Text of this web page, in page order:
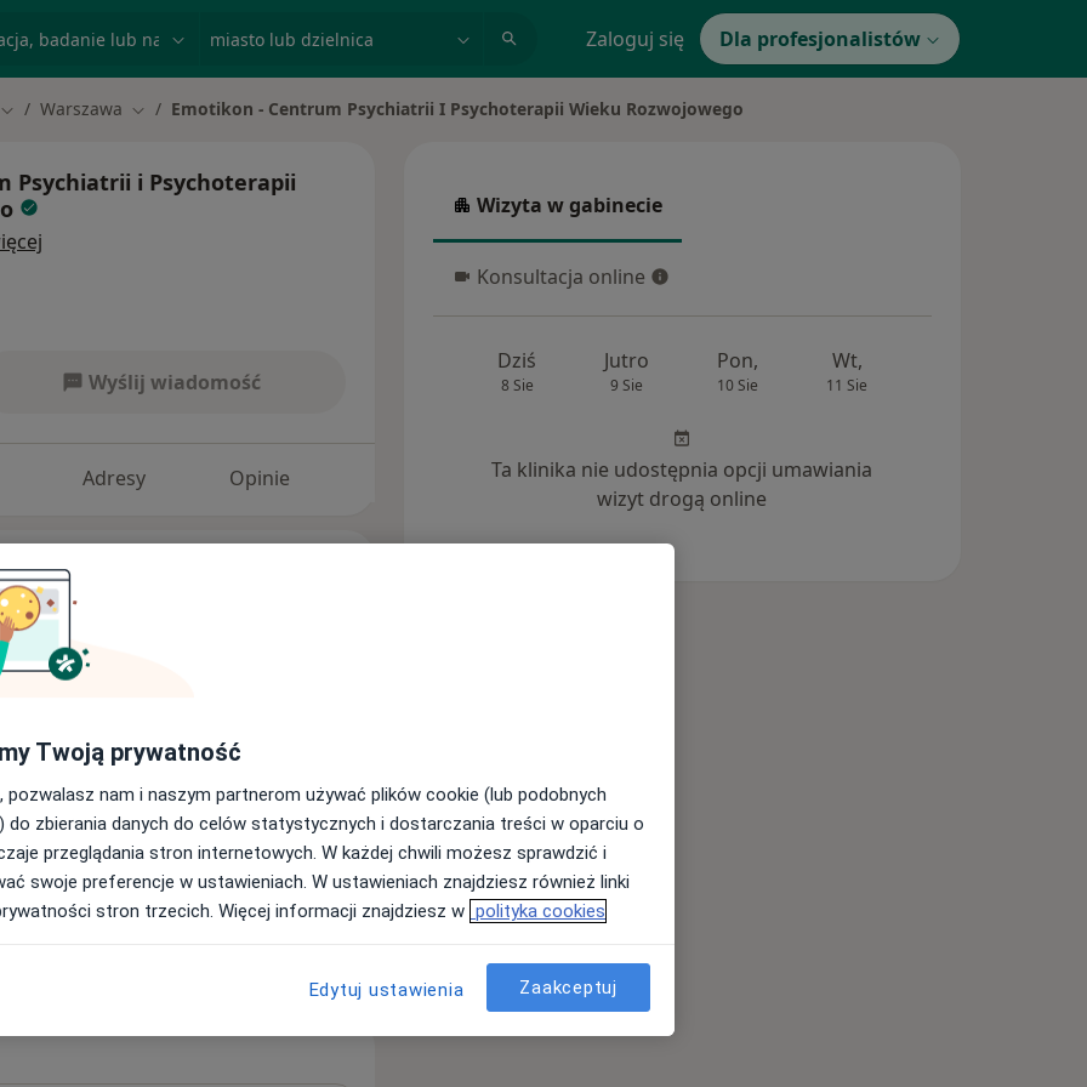
Zaloguj się Dla profesjonalistów
Zmień miasto
Warszawa Zmień miasto
Emotikon - Centrum Psychiatrii I Psychoterapii Wieku Rozwojowego
Psychiatrii i Psychoterapii
Wyślij wiadomość
Adresy Opinie
pracy w warunkach oddziałów
i pracy ambulatoryjnej, gdzie
wieku i gdzie spotkaliśmy się z
Nasze doświadczenia
trudności
i młodzieży oraz potrzebie ich
rodzinnym, szkolnym, i
dla nas specjalistów jest
pacjent żyje.
psychoterapeutyczną,
problemów pacjentów i ich
sięgając po dorobek III fali
na realną zmianę
jest dla Nas całościowe
Pokaż wszystkie
Psychologia
dziecięca
Psychologia
Wizyta w gabinecie
Wizyta w gabinecie
Konsultacja online
Konsultacja online
Dziś
8 Sie
Jutro
9 Sie
Pon,
10 Sie
Wt,
11 Sie
Ta klinika nie udostępnia opcji umawiania
wizyt drogą online
Twoją prywatność
pozwalasz nam i naszym partnerom używać plików cookie (lub podobnych
do zbierania danych do celów statystycznych i dostarczania treści w oparciu o
przeglądania stron internetowych. W każdej chwili możesz sprawdzić i
swoje preferencje w ustawieniach. W ustawieniach znajdziesz również linki
stron trzecich. Więcej informacji znajdziesz w polityka cookies
Edytuj ustawienia Zaakceptuj